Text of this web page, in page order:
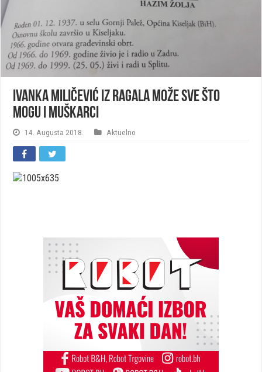
Ivanka Miličević iz Ragala može sve što
mogu i muškarci
14. Augusta 2018. Aktuelno